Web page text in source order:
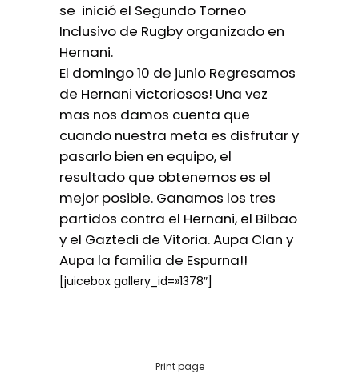
se inició el Segundo Torneo
Inclusivo de Rugby organizado en
Hernani.
El domingo 10 de junio Regresamos
de Hernani victoriosos! Una vez
mas nos damos cuenta que
cuando nuestra meta es disfrutar y
pasarlo bien en equipo, el
resultado que obtenemos es el
mejor posible. Ganamos los tres
partidos contra el Hernani, el Bilbao
y el Gaztedi de Vitoria. Aupa Clan y
Aupa la familia de Espurna!!
[juicebox gallery_id=»1378″]
Print page